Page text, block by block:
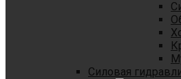
Силовая